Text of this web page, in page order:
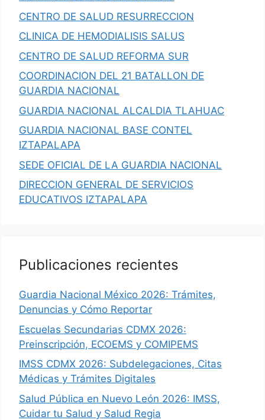
CENTRO DE SALUD RESURRECCION
CLINICA DE HEMODIALISIS SALUS
CENTRO DE SALUD REFORMA SUR
COORDINACION DEL 21 BATALLON DE
GUARDIA NACIONAL
GUARDIA NACIONAL ALCALDIA TLAHUAC
GUARDIA NACIONAL BASE CONTEL
IZTAPALAPA
SEDE OFICIAL DE LA GUARDIA NACIONAL
DIRECCION GENERAL DE SERVICIOS
EDUCATIVOS IZTAPALAPA
Publicaciones recientes
Guardia Nacional México 2026: Trámites,
Denuncias y Cómo Reportar
Escuelas Secundarias CDMX 2026:
Preinscripción, ECOEMS y COMIPEMS
IMSS CDMX 2026: Subdelegaciones, Citas
Médicas y Trámites Digitales
Salud Pública en Nuevo León 2026: IMSS,
Cuidar tu Salud y Salud Regia